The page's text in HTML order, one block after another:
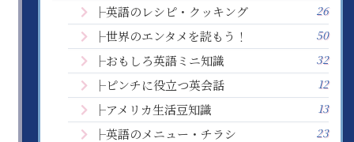
├英語のレシピ・クッキング 26
├世界のエンタメを読もう！ 50
├おもしろ英語ミニ知識 32
├ピンチに役立つ英会話 12
├アメリカ生活豆知識 13
├英語のメニュー・チラシ 23